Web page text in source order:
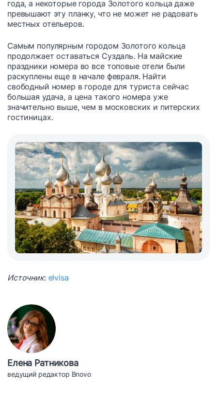
года, а некоторые города Золотого кольца даже
превышают эту планку, что не может не радовать
местных отельеров.
Самым популярным городом Золотого кольца
продолжает оставаться Суздаль. На майские
праздники номера во все топовые отели были
раскуплены еще в начале февраля. Найти
свободный номер в городе для туриста сейчас
большая удача, а цена такого номера уже
значительно выше, чем в московских и питерских
гостиницах.
Источник: elvisa
Елена Ратникова
ведущий редактор Bnovo